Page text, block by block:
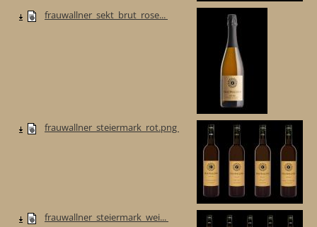
frauwallner_sekt_brut_rose...
frauwallner_steiermark_rot.png
frauwallner_steiermark_wei...